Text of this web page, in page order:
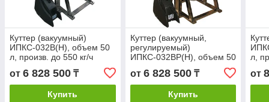
Куттер (вакуумный)
ИПКС-032В(Н), объем 50
л, произв. до 550 кг/ч
от 6 828 500 ₸
Купить
Куттер (вакуумный,
регулируемый)
ИПКС-032ВР(Н), объем 50
л, произв. до 550 кг/ч
от 6 828 500₸
Купить
л,
от